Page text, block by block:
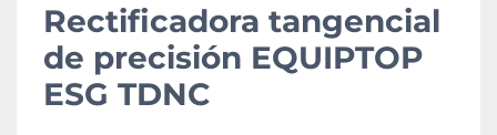
Rectificadora tangencial
de precisión EQUIPTOP
ESG TDNC